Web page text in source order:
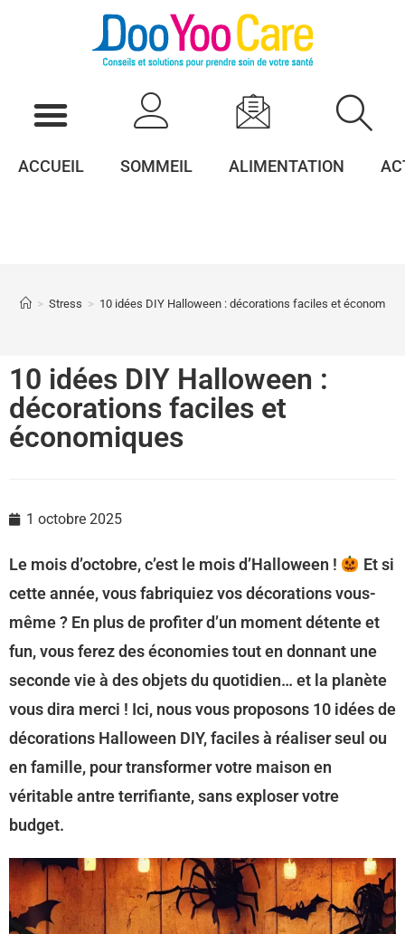
ACCUEIL SOMMEIL ALIMENTATION
> Stress > 10 idées DIY Halloween : décorations faciles et
10 idées DIY Halloween :
décorations faciles et
économiques
1 octobre 2025
Le mois d’octobre, c’est le mois d’Halloween !
Et si
cette année, vous fabriquiez vos décorations vous-
même ? En plus de profiter d’un moment détente et
fun, vous ferez des économies tout en donnant une
seconde vie à des objets du quotidien… et la planète
vous dira merci ! Ici, nous vous proposons 10 idées de
décorations Halloween DIY, faciles à réaliser seul ou
en famille, pour transformer votre maison en
véritable antre terrifiante, sans exploser votre
budget.